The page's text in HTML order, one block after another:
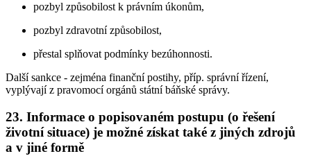
pozbyl způsobilost k právním úkonům,
pozbyl zdravotní způsobilost,
přestal splňovat podmínky bezúhonnosti.
Další sankce - zejména finanční postihy, příp. správní řízení,
vyplývají z pravomocí orgánů státní báňské správy.
23. Informace o popisovaném postupu (o řešení
životní situace) je možné získat také z jiných zdrojů
a v jiné formě